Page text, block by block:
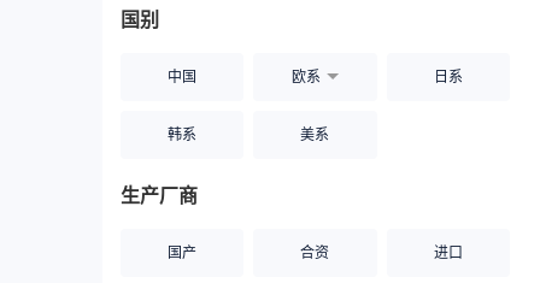
国别
中国 欧系 日系
韩系 美系
生产厂商
国产 合资 进口